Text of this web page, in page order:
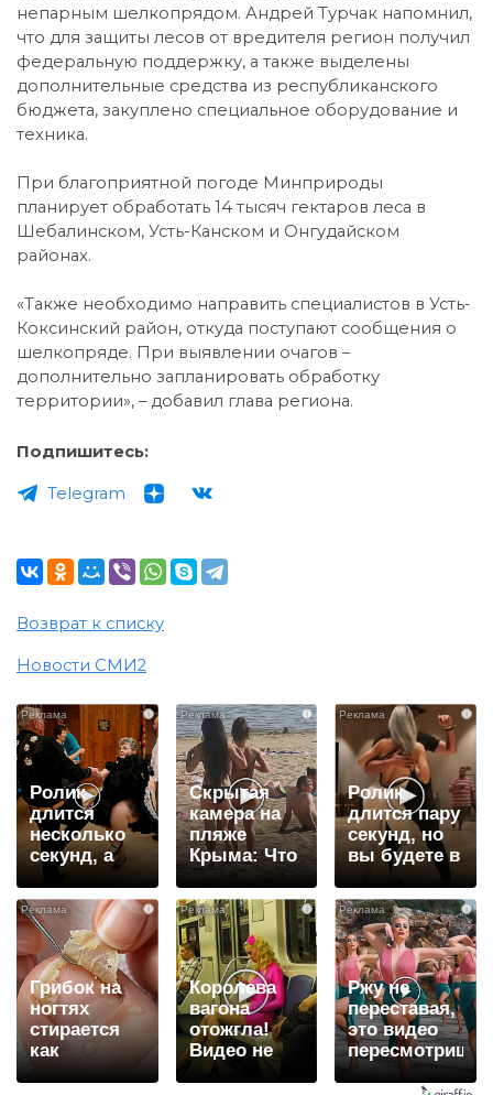
непарным шелкопрядом. Андрей Турчак напомнил,
что для защиты лесов от вредителя регион получил
федеральную поддержку, а также выделены
дополнительные средства из республиканского
бюджета, закуплено специальное оборудование и
техника.
При благоприятной погоде Минприроды
планирует обработать 14 тысяч гектаров леса в
Шебалинском, Усть-Канском и Онгудайском
районах.
«Также необходимо направить специалистов в Усть-
Коксинский район, откуда поступают сообщения о
шелкопряде. При выявлении очагов –
дополнительно запланировать обработку
территории», – добавил глава региона.
Подпишитесь:
Telegram
Возврат к списку
Новости СМИ2
i
Ролик
длится
несколько
секунд, а
смеяться
вы будете
долго
i
Скрытая
камера на
пляже
Крыма: Что
люди
вытворяют,
когда их не
видят...
i
Ролик
длится пару
секунд, но
вы будете в
шоке от
увиденного
i
Грибок на
ногтях
стирается
как
ластиком!
i
Королева
вагона
отожгла!
Видео не
оставит
i
Ржу не
переставая,
это видео
пересмотришь
не раз